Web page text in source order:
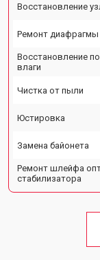
Восстановление
Ремонт диафрагмы
Восстановление
влаги
Чистка от пыли
Юстировка
Замена байонета
Ремонт шлейфа
стабилизатора